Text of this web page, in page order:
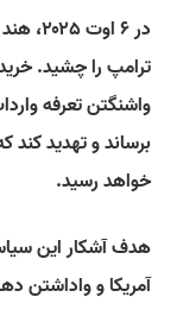
در ۶
ترامپ را چشید.
خواهد رسید.
هدف آشکار این
آمریکا و واداشتن